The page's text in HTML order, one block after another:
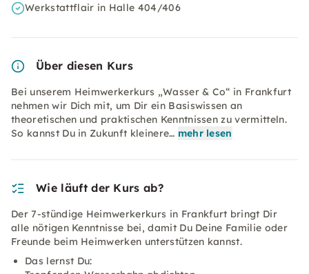
Werkstattflair in Halle 404/406
Über diesen Kurs
Bei unserem Heimwerkerkurs „Wasser & Co“ in Frankfurt
nehmen wir Dich mit, um Dir ein Basiswissen an
theoretischen und praktischen Kenntnissen zu vermitteln.
So kannst Du in Zukunft kleinere… mehr lesen
Wie läuft der Kurs ab?
Der 7-stündige Heimwerkerkurs in Frankfurt bringt Dir
alle nötigen Kenntnisse bei, damit Du Deine Familie oder
Freunde beim Heimwerken unterstützen kannst.
Das lernst Du: